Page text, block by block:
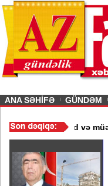
ANA SƏHİFƏ GÜNDƏM
məktəb bağlandı -